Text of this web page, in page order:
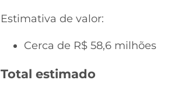
Estimativa de valor:
Cerca de R$ 58,6 milhões
Total estimado